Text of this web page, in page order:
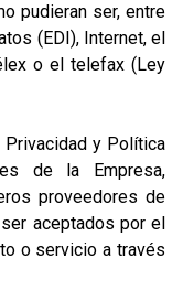
pudieran ser, entre
(EDI), Internet, el
o el telefax (Ley
y Política
de la Empresa,
proveedores de
aceptados por el
o servicio a través